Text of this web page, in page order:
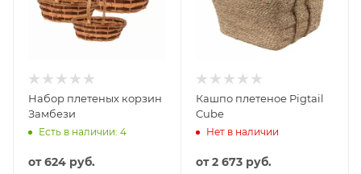
Набор плетеных корзин
Замбези
Есть в наличии: 4
от624 руб.
Кашпо плетеное Pigtail
Cube
Нет в наличии
от2 673 руб.